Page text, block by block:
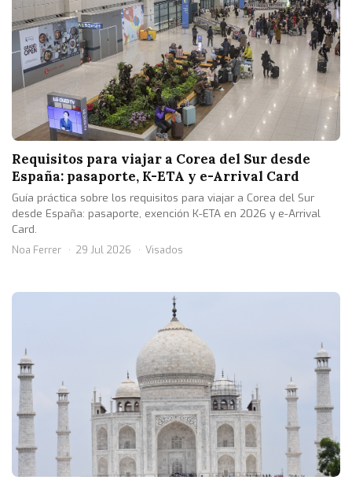
Requisitos para viajar a Corea del Sur desde
España: pasaporte, K-ETA y e-Arrival Card
Guía práctica sobre los requisitos para viajar a Corea del Sur
desde España: pasaporte, exención K-ETA en 2026 y e-Arrival
Card.
Noa Ferrer 29 Jul 2026 Visados